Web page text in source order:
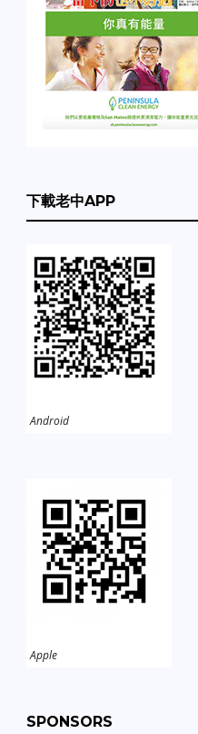
下載老中APP
Android
Apple
SPONSORS